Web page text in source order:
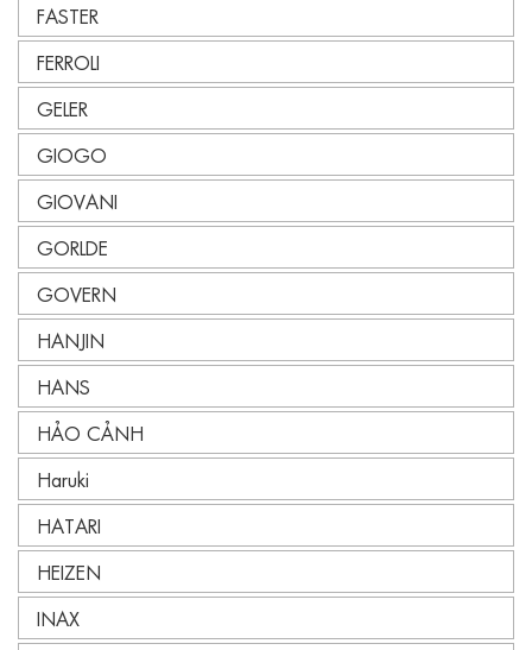
FASTER
FERROLI
GELER
GIOGO
GIOVANI
GORLDE
GOVERN
HANJIN
HANS
HẢO CẢNH
Haruki
HATARI
HEIZEN
INAX